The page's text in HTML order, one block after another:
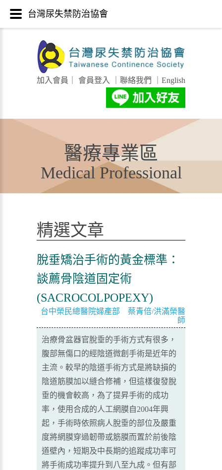
加入會員 會員登入 聯絡我們 English
醫療專業區
Medical Professional
精選文章
脫垂矯治手術的黃金標準：
談薦骨陰道固定術
(SACROCOLPOPEXY)
台中榮民總醫院婦產部 蔡青倍/洪滿榮醫
師
治療骨盆器官脫垂的手術方式有很多，
腹部無傷口的經陰道微創手術是近年的
主流。較早的陰道手術方式是將缺損的
陰道筋膜加以縫合修補，但這樣復發脫
垂的機會較高，為了提昇手術的成功
率，使用合成的人工網膜自2004年興
起，手術時依照病人脫垂的部位及嚴重
度將網膜穿過韌帶或筋膜而置於前後陰
道壁內，短期及中長期的追蹤成功率可
將手術成功率提升到八至九成。但有部
台灣尿失禁防治協會